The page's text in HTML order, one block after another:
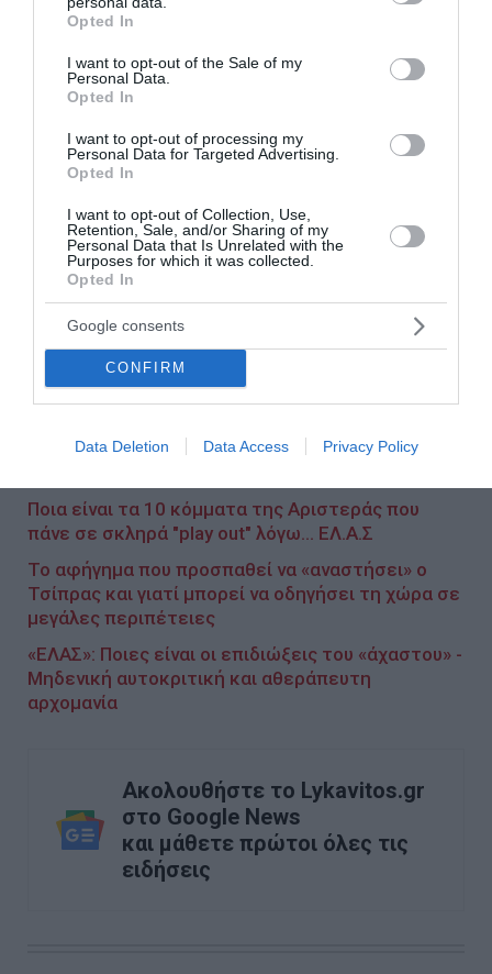
grant or deny consent to Google and its third-party tags to
use your data for below specified purposes in below Google
consent section.
Opted In
I want to opt-out of the Sale of my
Personal Data.
Opted In
I want to opt-out of processing my
Personal Data for Targeted Advertising.
Opted In
I want to opt-out of Collection, Use,
Retention, Sale, and/or Sharing of my
Personal Data that Is Unrelated with the
Purposes for which it was collected.
Opted In
Google consents
CONFIRM
Data Deletion Data Access Privacy Policy
παρελθόν του Τσίπρα, για να μην έχουμε στο
κοστίσουν πάρα πολύ ακριβά.
Το παρελθόν του Τσίπρα και οι "πειραματισμοί"
με... μαυροφορεμένες, πρέπει να αποτελέσουν
τραγωδίες. Οι κίνδυνοι καραδοκούν και οι εχθροί
της χώρας, μαζί με τους ντόπιους... αφελείς
"συμμάχους" τους, μπορούν να μας στείλουν...
αδιάβαστους! Για τον λόγο αυτό, η ψήφος όλων
μας στις προσεχείς εκλογές είναι πολύ "βαριά" και
όσοι αδυνατούν να συλλάβουν τις συνέπειες ενός
σκουπιστούν!
Ποια είναι τα 10 κόμματα της Αριστεράς που
πάνε σε σκληρά "play out" λόγω... ΕΛ.Α.Σ
Το αφήγημα που προσπαθεί να «αναστήσει» ο
Τσίπρας και γιατί μπορεί να οδηγήσει τη χώρα σε
μεγάλες περιπέτειες
«ΕΛΑΣ»: Ποιες είναι οι επιδιώξεις του «άχαστου» -
Μηδενική αυτοκριτική και αθεράπευτη
αρχομανία
Ακολουθήστε το Lykavitos.gr
στο Google News
και μάθετε πρώτοι όλες τις
ειδήσεις